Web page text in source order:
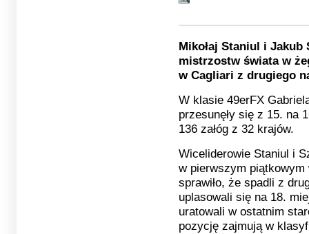
Mikołaj Staniul i
mistrzostw świata w
w Cagliari z drugiego
W klasie 49erFX
przesunęły się z 15. na
136 załóg z 32 krajów.
Wiceliderowie Staniul i
w pierwszym piątkowym
sprawiło, że spadli z
uplasowali się na 18.
uratowali w ostatnim
pozycję zajmują w